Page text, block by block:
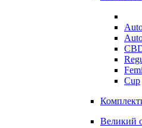
Cup
Великий